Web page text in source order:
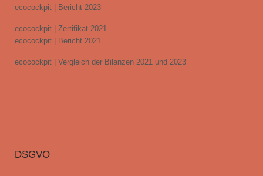
ecocockpit | Bericht 2023
ecocockpit | Zertifikat 2021
ecocockpit | Bericht 2021
ecocockpit | Vergleich der Bilanzen 2021 und 2023
DSGVO